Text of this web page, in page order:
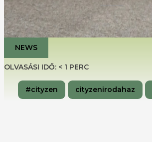
NEWS
OLVASÁSI IDŐ: < 1 PERC
#cityzen cityzenirodahaz